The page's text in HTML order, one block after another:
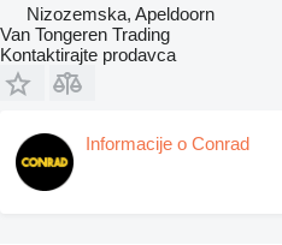
Nizozemska, Apeldoorn
Van Tongeren Trading
Kontaktirajte prodavca
Informacije o Conrad